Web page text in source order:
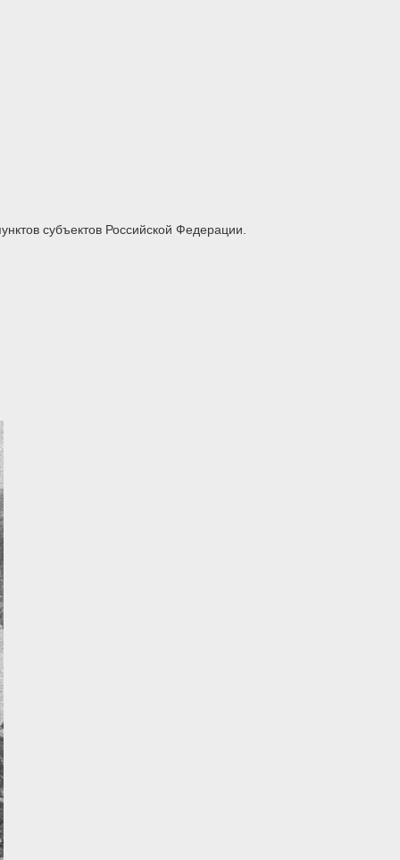
субъектов Российской Федерации.